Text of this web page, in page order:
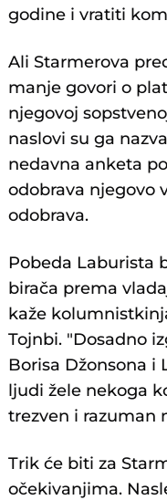
godine i vratiti
Ali Starmerova
manje govori o
njegovoj
naslovi su ga
nedavna anketa
odobrava njegovo
odobrava.
Pobeda Laburista
birača prema
kaže
Tojnbi. "Dosadno
Borisa Džonsona i
ljudi žele nekoga
trezven i razuman
Trik će biti za
očekivanjima.